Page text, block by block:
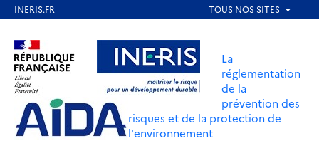
contenu
principal
Aller au contenu Aller au menu
Aller au pied de page
La
réglementation
de la
prévention des
risques et de la protection de
l'environnement